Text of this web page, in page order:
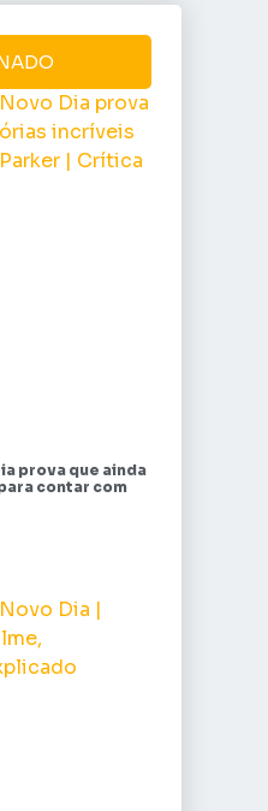
prova que ainda
contar com